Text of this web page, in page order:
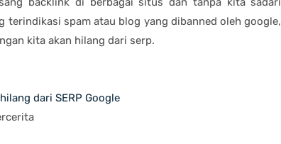
spam atau blog yang dibanned oleh google,
kita akan hilang dari serp.
dari SERP Google